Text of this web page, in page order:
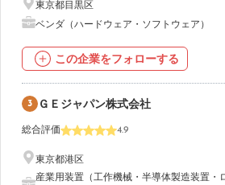
東京都目黒区
ベンダ（ハードウェア・ソフトウェア）
この企業をフォローする
3 ＧＥジャパン株式会社
総合評価 4.9
東京都港区
産業用装置（工作機械・半導体製造装置・